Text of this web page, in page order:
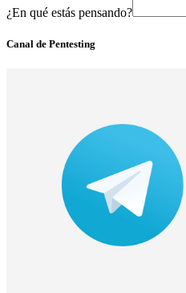
¿En qué estás pensando?
Canal de Pentesting